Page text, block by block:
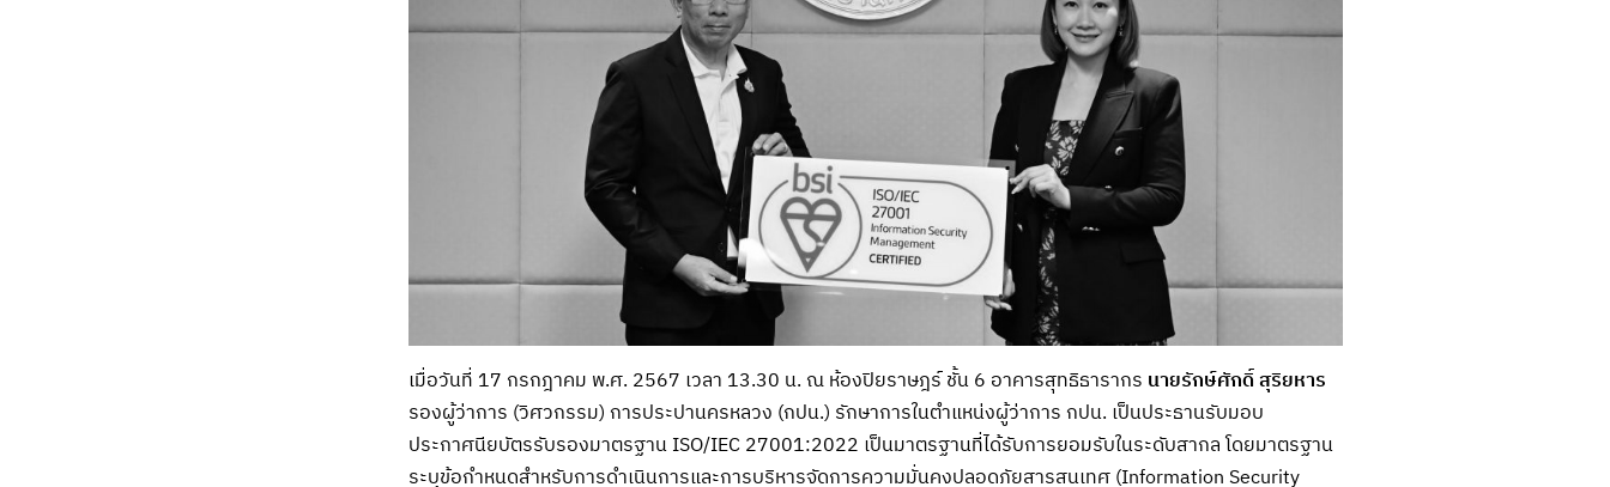
เมื่อวันที่ 17 กรกฎาคม พ.ศ. 2567 เวลา 13.30 น. ณ ห้องปิยราษฎร์ ชั้น 6 อาคารสุทธิธารากร นายรักษ์ศักดิ์ สุริยหาร
รองผู้ว่าการ (วิศวกรรม) การประปานครหลวง (กปน.) รักษาการในตำแหน่งผู้ว่าการ กปน. เป็นประธานรับมอบ
ประกาศนียบัตรรับรองมาตรฐาน ISO/IEC 27001:2022 เป็นมาตรฐานที่ได้รับการยอมรับในระดับสากล โดยมาตรฐาน
ระบุข้อกำหนดสำหรับการดำเนินการและการบริหารจัดการความมั่นคงปลอดภัยสารสนเทศ (Information Security